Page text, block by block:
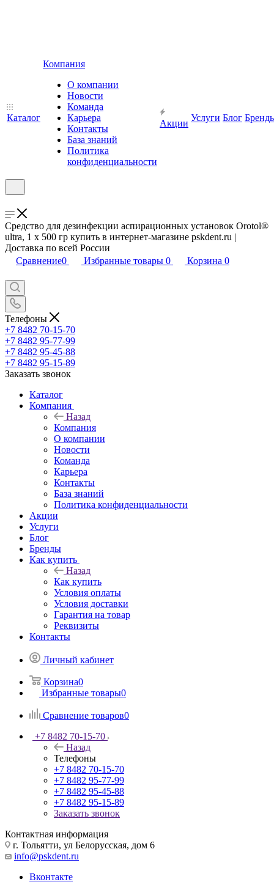
Каталог
Компания
О компании
Новости
Команда
Карьера
Контакты
База знаний
Политика
конфиденциальности
Акции
Услуги Блог
Средство для дезинфекции аспирационных установок Orotol®
ultra, 1 х 500 гр купить в интернет-магазине pskdent.ru |
Доставка по всей России
Сравнение0 Избранные товары 0 Корзина 0
Телефоны
+7 8482 70-15-70
+7 8482 95-77-99
+7 8482 95-45-88
+7 8482 95-15-89
Заказать звонок
Каталог
Компания
Назад
Компания
О компании
Новости
Команда
Карьера
Контакты
База знаний
Политика конфиденциальности
Акции
Услуги
Блог
Бренды
Как купить
Назад
Как купить
Условия оплаты
Условия доставки
Гарантия на товар
Реквизиты
Контакты
Личный кабинет
Корзина0
Избранные товары0
Сравнение товаров0
+7 8482 70-15-70
Назад
Телефоны
+7 8482 70-15-70
+7 8482 95-77-99
+7 8482 95-45-88
+7 8482 95-15-89
Заказать звонок
Контактная информация
г. Тольятти, ул Белорусская, дом 6
info@pskdent.ru
Вконтакте